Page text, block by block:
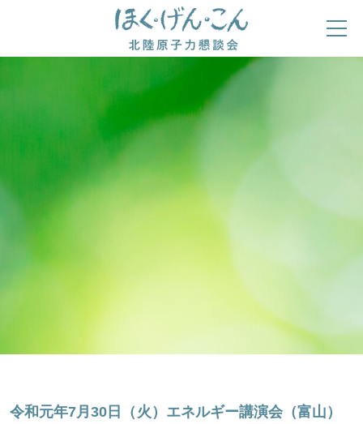
令和元年7月30日（火）エネルギー講演会（富山）